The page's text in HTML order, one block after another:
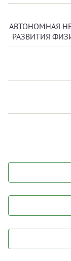
АВТОНОМНАЯ
РАЗВИТИЯ